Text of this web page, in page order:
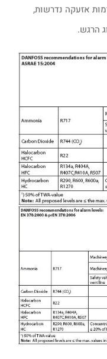
אזעקה נדרשות,
הרגש.